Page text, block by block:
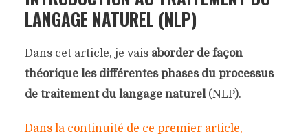
LANGAGE NATUREL (NLP)
Dans cet article, je vais aborder de façon
théorique les différentes phases du processus
de traitement du langage naturel(NLP).
Dans la continuité de ce premier article,